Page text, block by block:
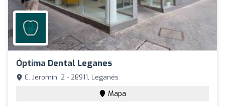
Óptima Dental Leganes
C. Jeromín, 2 - 28911, Leganés
Mapa